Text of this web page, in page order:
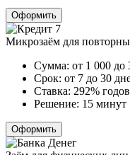
Оформить
Микрозаём для
Сумма: от 1 000 до
Срок: от 7 до 30
Ставка: 292%
Решение: 15 минут
Оформить